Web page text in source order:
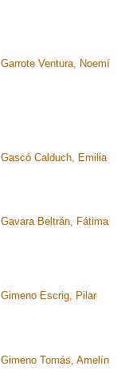
Garrote Ventura, Noemí
Gascó Calduch, Emilia
Gavara Beltrán, Fátima
Gimeno Escrig, Pilar
Gimeno Tomás, Amelín